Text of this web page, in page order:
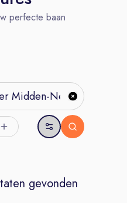
perfecte baan
gevonden